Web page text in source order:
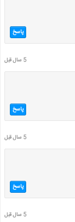
پاسخ
5 سال قبل
پاسخ
5 سال قبل
پاسخ
5 سال قبل